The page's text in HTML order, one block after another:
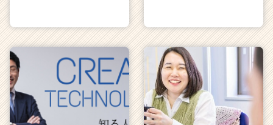
が
届
サ
イ
ト